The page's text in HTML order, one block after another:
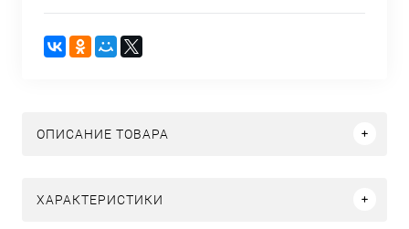
ОПИСАНИЕ ТОВАРА
ХАРАКТЕРИСТИКИ